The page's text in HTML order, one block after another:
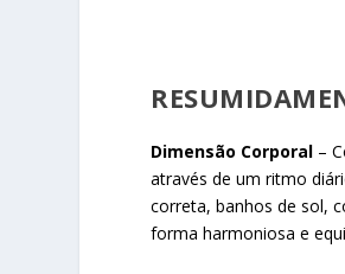
Dimensão Corporal –
através de um ritmo
correta, banhos de sol,
forma harmoniosa e